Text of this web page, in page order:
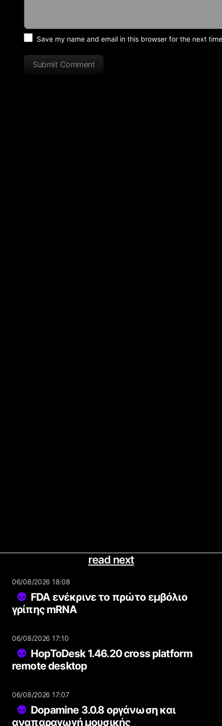
Save my name and email in this browser for the next
Submit Comment
read next
06/08/2026 18:08
FDA ενέκρινε το πρώτο εμβόλιο
γρίπης mRNA
06/08/2026 17:10
HopToDesk 1.46.20 cross platform
remote desktop
06/08/2026 17:07
Dopamine 3.0.8 οργάνωση και
αναπαραγωγή μουσικής